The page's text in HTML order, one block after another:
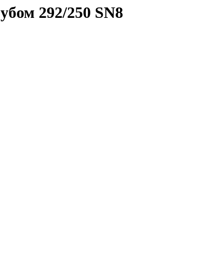
292/250 SN8